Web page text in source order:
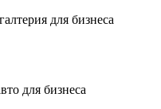
для бизнеса
для бизнеса